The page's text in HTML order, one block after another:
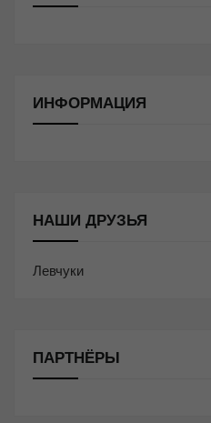
ИНФОРМАЦИЯ
НАШИ ДРУЗЬЯ
Левчуки
ПАРТНЁРЫ